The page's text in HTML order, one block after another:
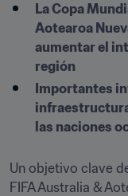
La Copa
Aotearoa
aumentar el
región
Importantes
las naciones
Un objetivo clave
FIFA Australia &